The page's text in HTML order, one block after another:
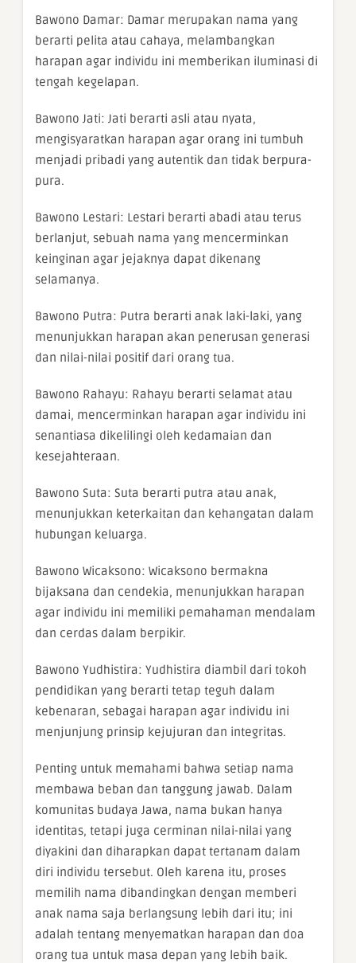
Bawono Damar: Damar merupakan nama yang
berarti pelita atau cahaya, melambangkan
harapan agar individu ini memberikan iluminasi di
tengah kegelapan.
Bawono Jati: Jati berarti asli atau nyata,
mengisyaratkan harapan agar orang ini tumbuh
menjadi pribadi yang autentik dan tidak berpura-
pura.
Bawono Lestari: Lestari berarti abadi atau terus
berlanjut, sebuah nama yang mencerminkan
keinginan agar jejaknya dapat dikenang
selamanya.
Bawono Putra: Putra berarti anak laki-laki, yang
menunjukkan harapan akan penerusan generasi
dan nilai-nilai positif dari orang tua.
Bawono Rahayu: Rahayu berarti selamat atau
damai, mencerminkan harapan agar individu ini
senantiasa dikelilingi oleh kedamaian dan
kesejahteraan.
Bawono Suta: Suta berarti putra atau anak,
menunjukkan keterkaitan dan kehangatan dalam
hubungan keluarga.
Bawono Wicaksono: Wicaksono bermakna
bijaksana dan cendekia, menunjukkan harapan
agar individu ini memiliki pemahaman mendalam
dan cerdas dalam berpikir.
Bawono Yudhistira: Yudhistira diambil dari tokoh
pendidikan yang berarti tetap teguh dalam
kebenaran, sebagai harapan agar individu ini
menjunjung prinsip kejujuran dan integritas.
Penting untuk memahami bahwa setiap nama
membawa beban dan tanggung jawab. Dalam
komunitas budaya Jawa, nama bukan hanya
identitas, tetapi juga cerminan nilai-nilai yang
diyakini dan diharapkan dapat tertanam dalam
diri individu tersebut. Oleh karena itu, proses
memilih nama dibandingkan dengan memberi
anak nama saja berlangsung lebih dari itu; ini
adalah tentang menyematkan harapan dan doa
orang tua untuk masa depan yang lebih baik.